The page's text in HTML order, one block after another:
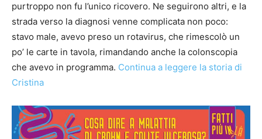
purtroppo non fu l’unico ricovero. Ne seguirono altri, e la
strada verso la diagnosi venne complicata non poco:
stavo male, avevo preso un rotavirus, che rimescolò un
po’ le carte in tavola, rimandando anche la colonscopia
che avevo in programma. Continua a leggere la storia di
Cristina